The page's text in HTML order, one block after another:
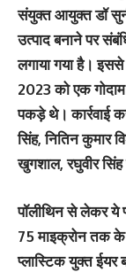
संयुक्त आयुक्त डॉ
उत्पाद बनाने पर
लगाया गया है। इससे
2023 को एक
पकड़े थे। कार्रवाई
सिंह, नितिन कुमार
खुगशाल, रघुवीर
पॉलीथिन से लेकर ये
75 माइक्रोन तक के
प्लास्टिक युक्त ईयर